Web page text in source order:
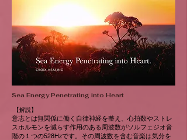
Sea Energy Penetrating into Heart
【解説】
意志とは無関係に働く自律神経を整え、心拍数やストレ
スホルモンを減らす作用のある周波数がソルフェジオ音
階の１つの528Hzです。その周波数を含む音楽は気分を